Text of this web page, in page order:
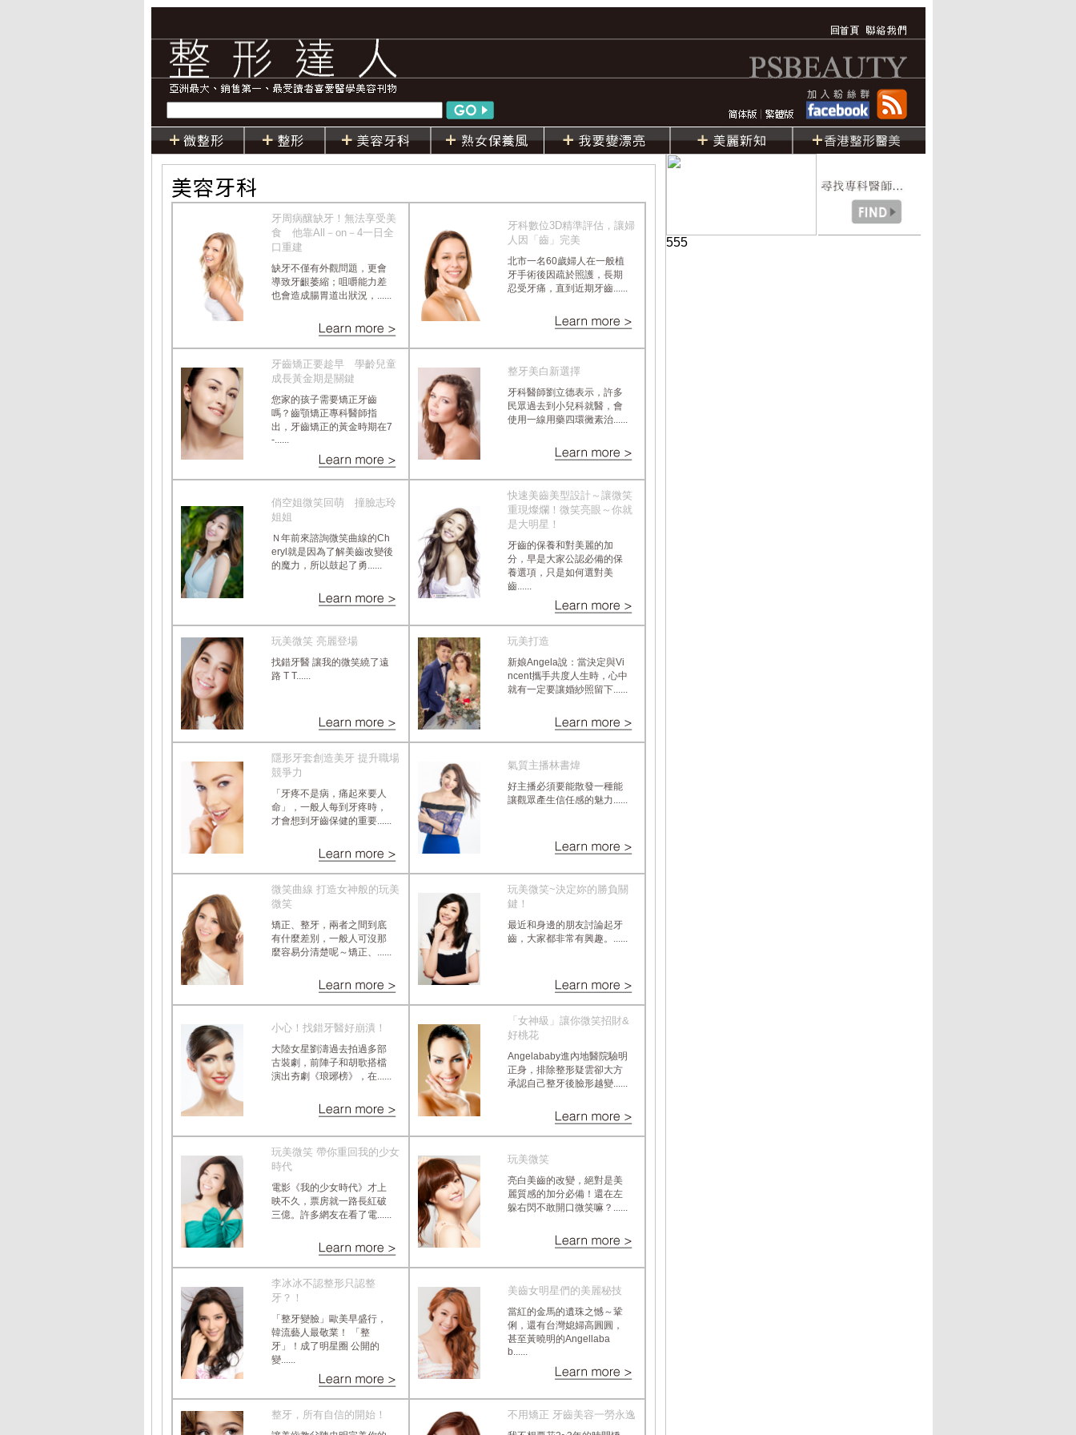
牙周病釀缺牙！無法享受美
食 他靠All－on－4一日全
口重建
缺牙不僅有外觀問題，更會
導致牙齦萎縮；咀嚼能力差
也會造成腸胃道出狀況，......
牙科數位3D精準評估，讓婦
人因「齒」完美
北市一名60歲婦人在一般植
牙手術後因疏於照護，長期
忍受牙痛，直到近期牙齒......
牙齒矯正要趁早 學齡兒童
成長黃金期是關鍵
您家的孩子需要矯正牙齒
嗎？齒顎矯正專科醫師指
出，牙齒矯正的黃金時期在7
-......
整牙美白新選擇
牙科醫師劉立德表示，許多
民眾過去到小兒科就醫，會
使用一線用藥四環黴素治......
俏空姐微笑回萌 撞臉志玲
姐姐
Ｎ年前來諮詢微笑曲線的Ch
eryl就是因為了解美齒改變後
的魔力，所以鼓起了勇......
快速美齒美型設計～讓微笑
重現燦爛！微笑亮眼～你就
是大明星！
牙齒的保養和對美麗的加
分，早是大家公認必備的保
養選項，只是如何選對美
齒......
玩美微笑 亮麗登場
找錯牙醫 讓我的微笑繞了遠
路 T T......
玩美打造
新娘Angela說：當決定與Vi
ncent攜手共度人生時，心中
就有一定要讓婚紗照留下......
隱形牙套創造美牙 提升職場
競爭力
「牙疼不是病，痛起來要人
命」，一般人每到牙疼時，
才會想到牙齒保健的重要......
氣質主播林書煒
好主播必須要能散發一種能
讓觀眾產生信任感的魅力......
微笑曲線 打造女神般的玩美
微笑
矯正、整牙，兩者之間到底
有什麼差別，一般人可沒那
麼容易分清楚呢～矯正、......
玩美微笑~決定妳的勝負關
鍵！
最近和身邊的朋友討論起牙
齒，大家都非常有興趣。......
小心！找錯牙醫好崩潰！
大陸女星劉濤過去拍過多部
古裝劇，前陣子和胡歌搭檔
演出夯劇《琅琊榜》，在......
「女神級」讓你微笑招財&
好桃花
Angelababy進內地醫院驗明
正身，排除整形疑雲卻大方
承認自己整牙後臉形越變......
玩美微笑 帶你重回我的少女
時代
電影《我的少女時代》才上
映不久，票房就一路長紅破
三億。許多網友在看了電......
玩美微笑
亮白美齒的改變，絕對是美
麗質感的加分必備！還在左
躲右閃不敢開口微笑嘛？......
李冰冰不認整形只認整
牙？！
「整牙變臉」歐美早盛行，
韓流藝人最敬業！ 「整
牙」！成了明星圈 公開的
變......
美齒女明星們的美麗秘技
當紅的金馬的遺珠之憾～鞏
俐，還有台灣媳婦高圓圓，
甚至黃曉明的Angellaba
b......
整牙，所有自信的開始！ 不用矯正 牙齒美容一勞永逸
555